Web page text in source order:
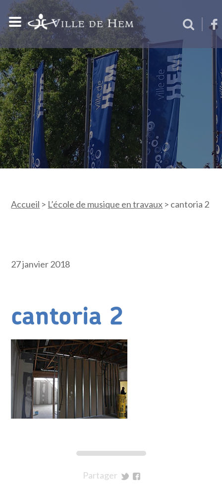
Accueil > L’école de musique en travaux > cantoria 2
27 janvier 2018
cantoria 2
Partager